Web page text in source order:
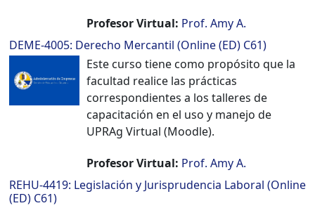
Profesor Virtual: Prof. Amy A.
DEME-4005: Derecho Mercantil (Online (ED) C61)
Este curso tiene como propósito que la
facultad realice las prácticas
correspondientes a los talleres de
capacitación en el uso y manejo de
UPRAg Virtual (Moodle).
Profesor Virtual: Prof. Amy A.
REHU-4419: Legislación y Jurisprudencia Laboral (Online
(ED) C61)